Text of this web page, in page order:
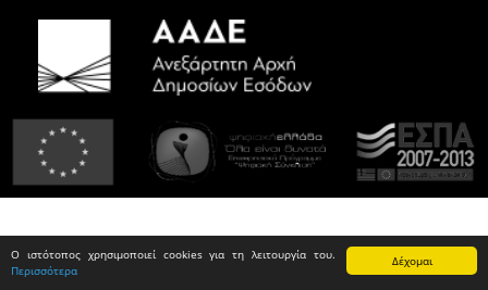
Δέχομαι
Ο ιστότοπος χρησιμοποιεί cookies για τη λειτουργία του.
Περισσότερα